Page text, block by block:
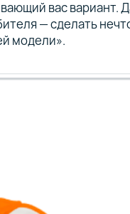
вас вариант.
— сделать
модели».